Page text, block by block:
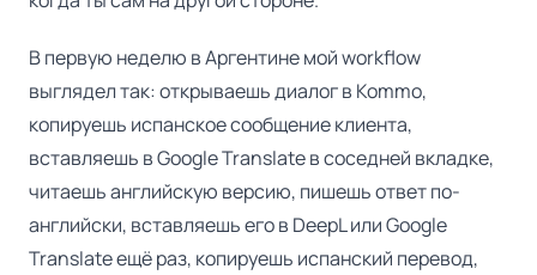
В первую неделю в Аргентине мой workflow
выглядел так: открываешь диалог в Kommo,
копируешь испанское сообщение клиента,
вставляешь в Google Translate в соседней вкладке,
читаешь английскую версию, пишешь ответ по-
английски, вставляешь его в DeepL или Google
Translate ещё раз, копируешь испанский перевод,